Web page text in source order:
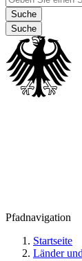
Suche
Pfadnavigation
Startseite
Länder